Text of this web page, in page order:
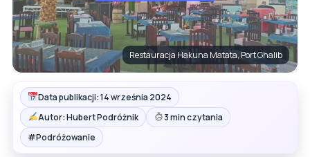
Restauracja Hakuna Matata, Port Ghalib
Data publikacji: 14 września 2024
Autor: Hubert Podróżnik
3 min czytania
#Podróżowanie